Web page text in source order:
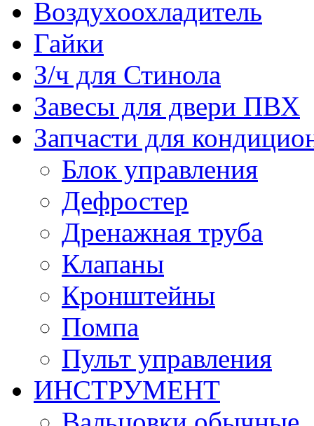
Воздухоохладитель
Гайки
З/ч для Стинола
Завесы для двери ПВХ
Запчасти для
Блок управления
Дефростер
Дренажная труба
Клапаны
Кронштейны
Помпа
Пульт управления
ИНСТРУМЕНТ